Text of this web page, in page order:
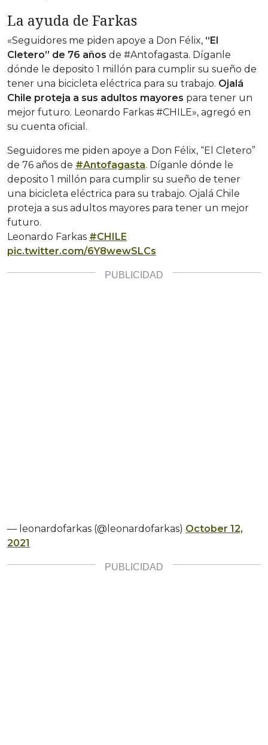
La ayuda de Farkas
«Seguidores me piden apoye a Don Félix, “El
Cletero” de 76 años de #Antofagasta. Díganle
dónde le deposito 1 millón para cumplir su sueño de
tener una bicicleta eléctrica para su trabajo. Ojalá
Chile proteja a sus adultos mayores para tener un
mejor futuro. Leonardo Farkas #CHILE», agregó en
su cuenta oficial.
Seguidores me piden apoye a Don Félix, “El Cletero”
de 76 años de #Antofagasta. Díganle dónde le
deposito 1 millón para cumplir su sueño de tener
una bicicleta eléctrica para su trabajo. Ojalá Chile
proteja a sus adultos mayores para tener un mejor
futuro.
Leonardo Farkas #CHILE
pic.twitter.com/6Y8wewSLCs
— leonardofarkas (@leonardofarkas) October 12,
2021